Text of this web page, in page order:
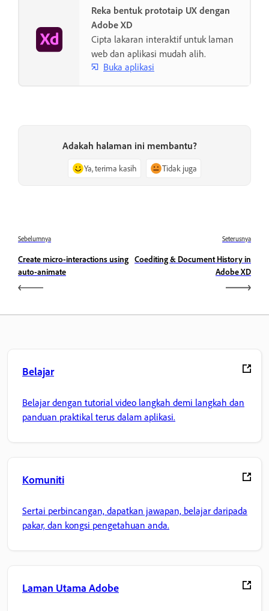
Reka bentuk prototaip UX dengan
Adobe XD
Cipta lakaran interaktif untuk laman
web dan aplikasi mudah alih.
Buka aplikasi
Adakah halaman ini membantu?
Ya, terima kasih Tidak juga
Sebelumnya
Create micro-interactions using
auto-animate
Seterusnya
Coediting & Document History in
Adobe XD
Belajar
Belajar dengan tutorial video langkah demi langkah dan
panduan praktikal terus dalam aplikasi.
Komuniti
Sertai perbincangan, dapatkan jawapan, belajar daripada
pakar, dan kongsi pengetahuan anda.
Laman Utama Adobe